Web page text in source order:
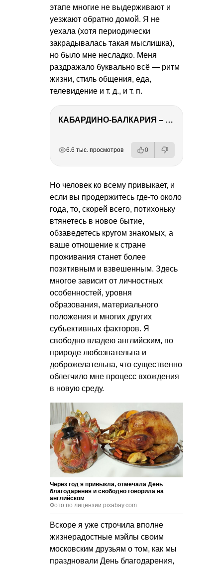
этапе многие не выдерживают и
уезжают обратно домой. Я не
уехала (хотя периодически
закрадывалась такая мыслишка),
но было мне несладко. Меня
раздражало буквально всё — ритм
жизни, стиль общения, еда,
телевидение и т. д., и т. п.
КАБАРДИНО-БАЛКАРИЯ – ПУТЕШЕСТВИЕ НА КАВКАЗ часть 3
6.6 тыс. просмотров 0
Но человек ко всему привыкает, и
если вы продержитесь где-то около
года, то, скорей всего, потихоньку
втянетесь в новое бытие,
обзаведетесь кругом знакомых, а
ваше отношение к стране
проживания станет более
позитивным и взвешенным. Здесь
многое зависит от личностных
особенностей, уровня
образования, материального
положения и многих других
субъективных факторов. Я
свободно владею английским, по
природе любознательна и
доброжелательна, что существенно
облегчило мне процесс вхождения
в новую среду.
Через год я привыкла, отмечала День
благодарения и свободно говорила на
английском
Фото по лицензии pixabay.com
Вскоре я уже строчила вполне
жизнерадостные мэйлы своим
московским друзьям о том, как мы
праздновали День благодарения,